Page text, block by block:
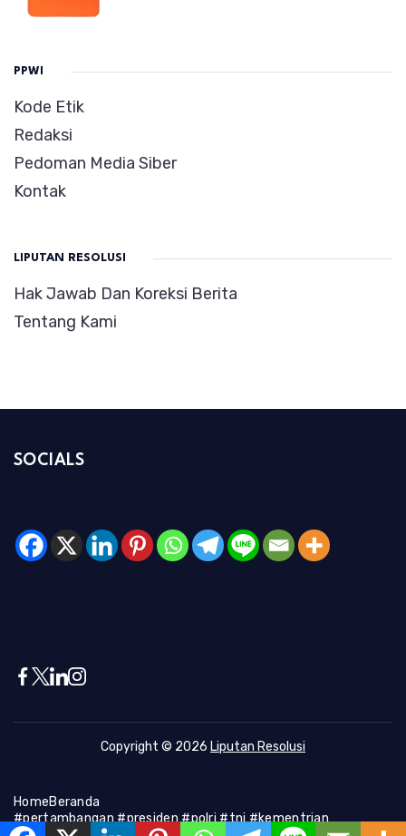
PPWI
Kode Etik
Redaksi
Pedoman Media Siber
Kontak
LIPUTAN RESOLUSI
Hak Jawab Dan Koreksi Berita
Tentang Kami
SOCIALS
Copyright © 2026 Liputan Resolusi
HomeBeranda
#pertambangan #presiden #polri #tni #kementrian